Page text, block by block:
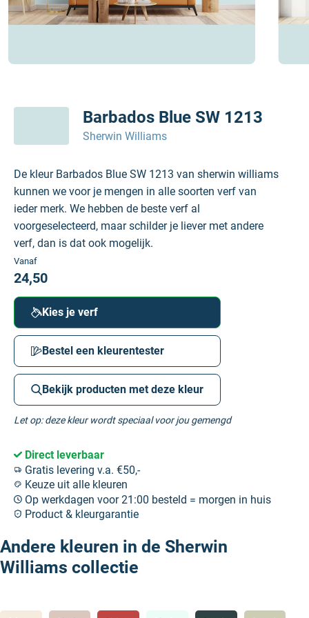
Barbados Blue SW 1213
Sherwin Williams
De kleur Barbados Blue SW 1213 van sherwin williams
kunnen we voor je mengen in alle soorten verf van
ieder merk. We hebben de beste verf al
voorgeselecteerd, maar schilder je liever met andere
verf, dan is dat ook mogelijk.
Vanaf
24,50
Kies je verf
Bestel een kleurentester
Bekijk producten met deze kleur
Let op: deze kleur wordt speciaal voor jou gemengd
Direct leverbaar
Gratis levering v.a. €50,-
Keuze uit alle kleuren
Op werkdagen voor 21:00 besteld = morgen in huis
Product & kleurgarantie
Andere kleuren in de Sherwin
Williams collectie